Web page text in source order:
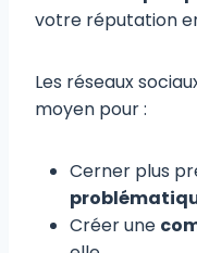
votre réputation
Les réseaux
moyen pour :
Cerner plus
Créer une